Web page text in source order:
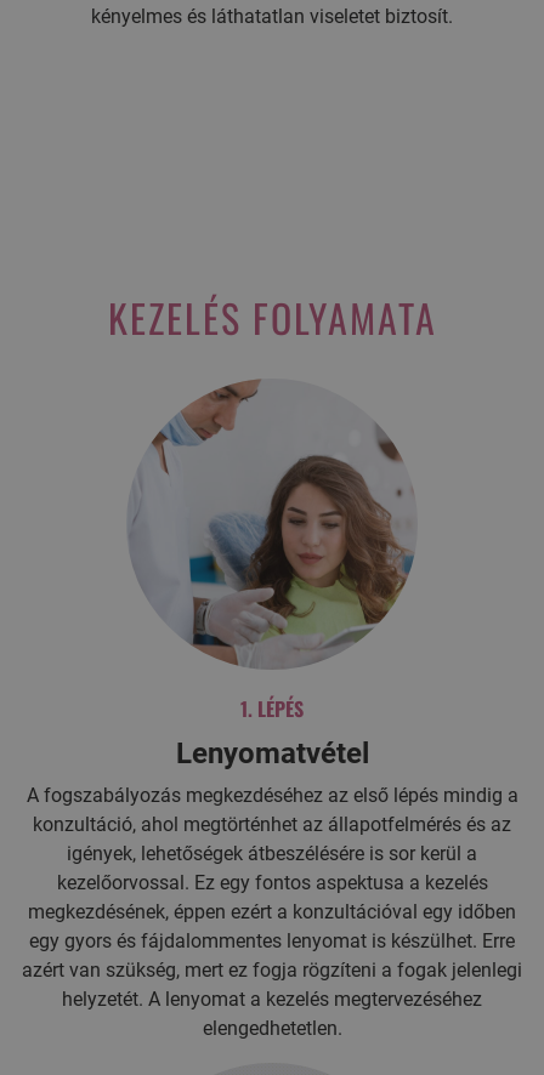
kényelmes és láthatatlan viseletet biztosít.
KEZELÉS FOLYAMATA
1. LÉPÉS
Lenyomatvétel
A fogszabályozás megkezdéséhez az első lépés mindig a
konzultáció, ahol megtörténhet az állapotfelmérés és az
igények, lehetőségek átbeszélésére is sor kerül a
kezelőorvossal. Ez egy fontos aspektusa a kezelés
megkezdésének, éppen ezért a konzultációval egy időben
egy gyors és fájdalommentes lenyomat is készülhet. Erre
azért van szükség, mert ez fogja rögzíteni a fogak jelenlegi
helyzetét. A lenyomat a kezelés megtervezéséhez
elengedhetetlen.